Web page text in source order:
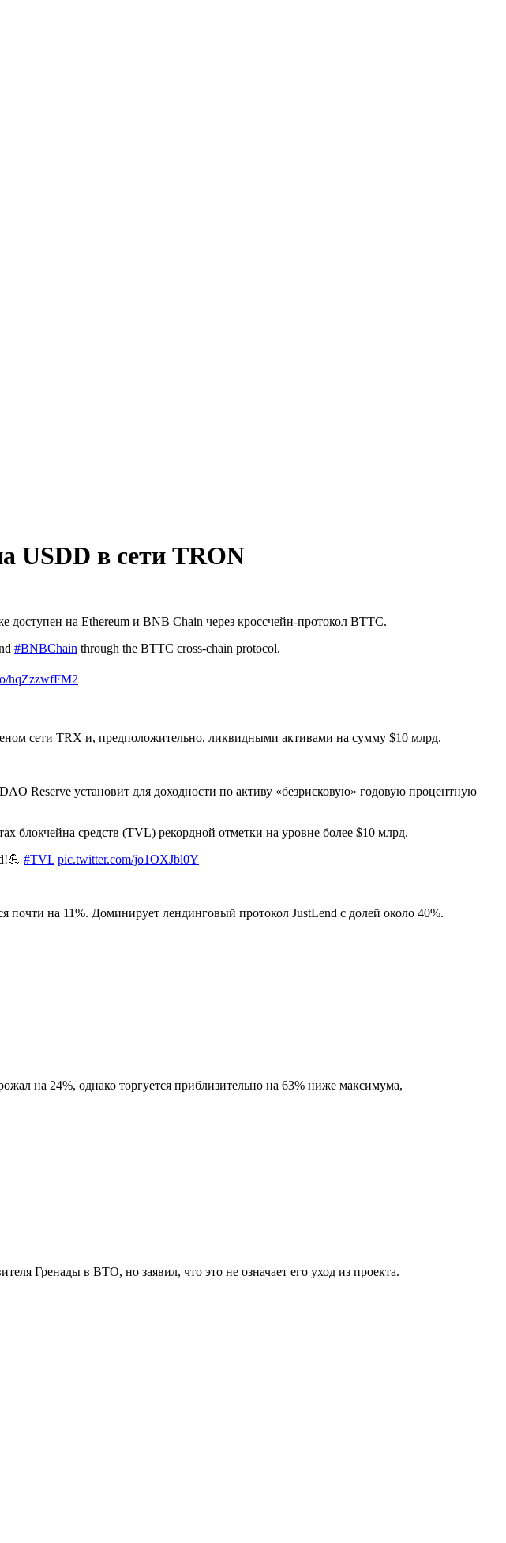
USDD в сети TRON
на Ethereum и BNB Chain через кроссчейн-протокол BTTC.
#BNBChain through the BTTC cross-chain protocol.
hqZzzwfFM2
сети TRX и, предположительно, ликвидными активами на сумму $10 млрд.
Reserve установит для доходности по активу «безрисковую» годовую процентную
блокчейна средств (TVL) рекордной отметки на уровне более $10 млрд.
#TVL pic.twitter.com/jo1OXJbl0Y
почти на 11%. Доминирует лендинговый протокол JustLend с долей около 40%.
на 24%, однако торгуется приблизительно на 63% ниже максимума,
Гренады в ВТО, но заявил, что это не означает его уход из проекта.